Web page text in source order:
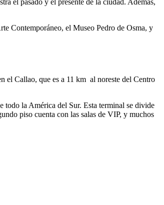
el pasado y el presente de la ciudad. Además,
Contemporáneo, el Museo Pedro de Osma, y
el Callao, que es a 11 km al noreste del Centro
todo la América del Sur. Esta terminal se divide
piso cuenta con las salas de VIP, y muchos